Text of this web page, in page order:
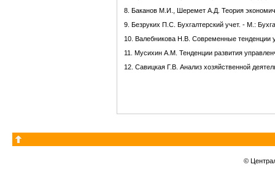
8. Баканов М.И., Шеремет А.Д. Теория
9. Безруких П.С. Бухгалтерский учет. - М.:
10. Валебникова Н.В. Современные тенденции
11. Мусихин А.М. Тенденции развития
12. Савицкая Г.В. Анализ хозяйственной
©